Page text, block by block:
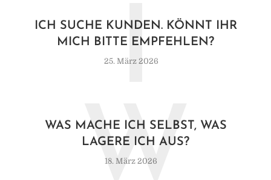
ICH SUCHE KUNDEN. KÖNNT IHR
MICH BITTE EMPFEHLEN?
25. März 2026
I
WAS MACHE ICH SELBST, WAS
LAGERE ICH AUS?
18. März 2026
W